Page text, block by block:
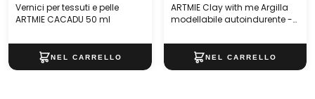
Vernici per tessuti e pelle
ARTMIE CACADU 50 ml
ARTMIE Clay with me Argilla
modellabile autoindurente -